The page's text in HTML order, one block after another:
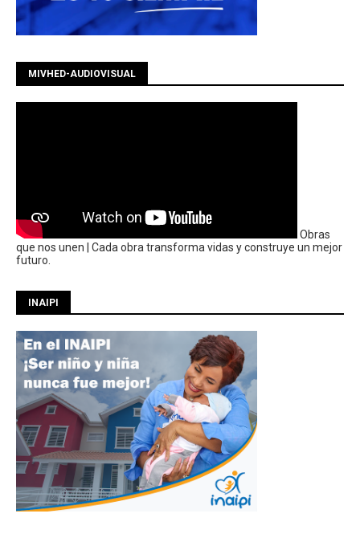
MIVHED-AUDIOVISUAL
Obras
que nos unen | Cada obra transforma vidas y construye un mejor
futuro.
INAIPI